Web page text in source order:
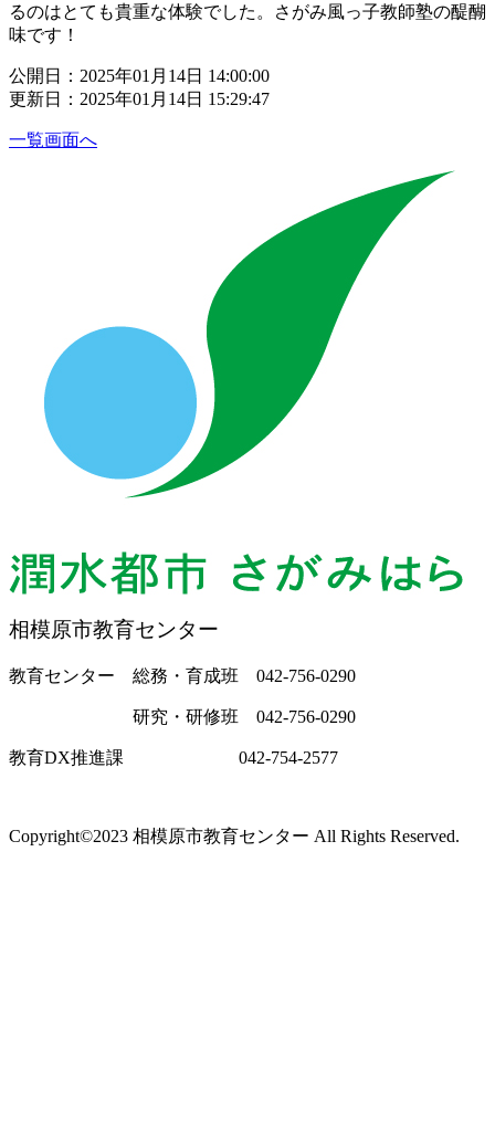
るのはとても貴重な体験でした。さがみ風っ子教師塾の醍醐
味です！
公開日：2025年01月14日 14:00:00
更新日：2025年01月14日 15:29:47
一覧画面へ
相模原市教育センター
教育センター 総務・育成班 042-756-0290
研究・研修班 042-756-0290
教育DX推進課 042-754-2577
Copyright©2023 相模原市教育センター All Rights Reserved.